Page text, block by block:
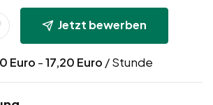
Jetzt bewerben
Euro -17,20 Euro / Stunde